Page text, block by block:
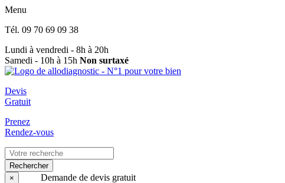
Menu
Tél. 09 70 69 09 38
Lundi à vendredi - 8h à 20h
Samedi - 10h à 15h Non surtaxé
Devis
Gratuit
Prenez
Rendez-vous
Rechercher
×
Demande de devis gratuit